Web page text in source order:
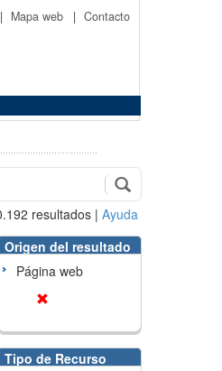
| Mapa web | Contacto
resultados | Ayuda
Origen del resultado
Página web
Tipo de Recurso